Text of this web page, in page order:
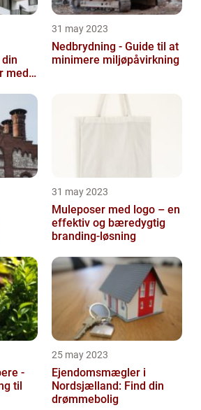
med
31 may 2023
Nedbrydning - Guide til at
minimere miljøpåvirkning
31 may 2023
Muleposer med logo – en
effektiv og bæredygtig
branding-løsning
-
til
25 may 2023
Ejendomsmægler i
Nordsjælland: Find din
drømmebolig